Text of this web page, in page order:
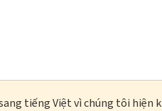
tiếng Việt vì chúng tôi hiện